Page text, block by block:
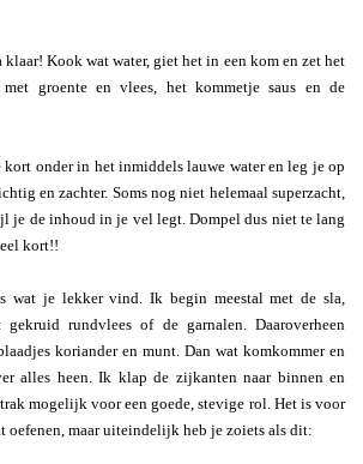
Kook wat water, giet het in een kom en zet het
groente en vlees, het kommetje saus en de
onder in het inmiddels lauwe water en leg je op
en zachter. Soms nog niet helemaal superzacht,
je de inhoud in je vel legt. Dompel dus niet te lang
kort!!
wat je lekker vind. Ik begin meestal met de sla,
rundvlees of de garnalen. Daaroverheen
koriander en munt. Dan wat komkommer en
alles heen. Ik klap de zijkanten naar binnen en
mogelijk voor een goede, stevige rol. Het is voor
oefenen, maar uiteindelijk heb je zoiets als dit: